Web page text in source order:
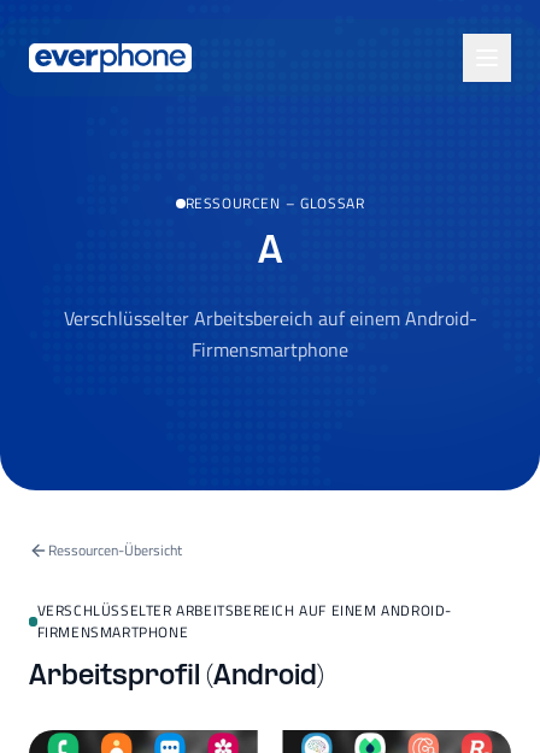
RESSOURCEN – GLOSSAR
A
Verschlüsselter Arbeitsbereich auf einem Android-
Firmensmartphone
Ressourcen-Übersicht
VERSCHLÜSSELTER ARBEITSBEREICH AUF EINEM ANDROID-
FIRMENSMARTPHONE
Arbeitsprofil (Android)